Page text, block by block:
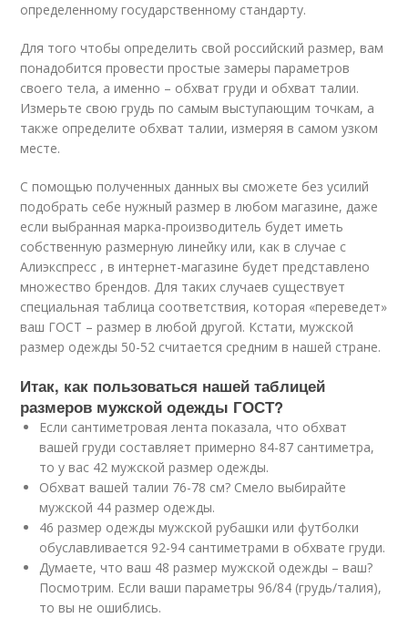
определенному государственному стандарту.
Для того чтобы определить свой российский размер, вам
понадобится провести простые замеры параметров
своего тела, а именно – обхват груди и обхват талии.
Измерьте свою грудь по самым выступающим точкам, а
также определите обхват талии, измеряя в самом узком
месте.
С помощью полученных данных вы сможете без усилий
подобрать себе нужный размер в любом магазине, даже
если выбранная марка-производитель будет иметь
собственную размерную линейку или, как в случае с
Алиэкспресс , в интернет-магазине будет представлено
множество брендов. Для таких случаев существует
специальная таблица соответствия, которая «переведет»
ваш ГОСТ – размер в любой другой. Кстати, мужской
размер одежды 50-52 считается средним в нашей стране.
Итак, как пользоваться нашей таблицей
размеров мужской одежды ГОСТ?
Если сантиметровая лента показала, что обхват
вашей груди составляет примерно 84-87 сантиметра,
то у вас 42 мужской размер одежды.
Обхват вашей талии 76-78 см? Смело выбирайте
мужской 44 размер одежды.
46 размер одежды мужской рубашки или футболки
обуславливается 92-94 сантиметрами в обхвате груди.
Думаете, что ваш 48 размер мужской одежды – ваш?
Посмотрим. Если ваши параметры 96/84 (грудь/талия),
то вы не ошиблись.